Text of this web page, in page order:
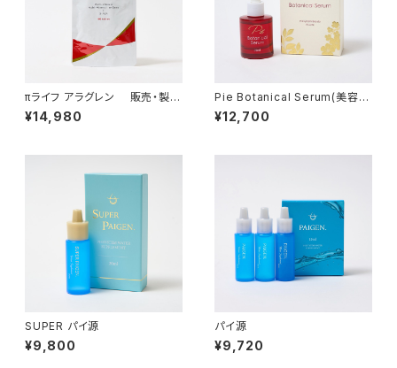
πライフ アラグレン 販売・製造
終了 11月頃に新サプリメント
「アースアートワン」 を販売しま
¥14,980
Pie Botanical Serum(美容
液)
¥12,700
SUPER パイ源
¥9,800
パイ源
¥9,720